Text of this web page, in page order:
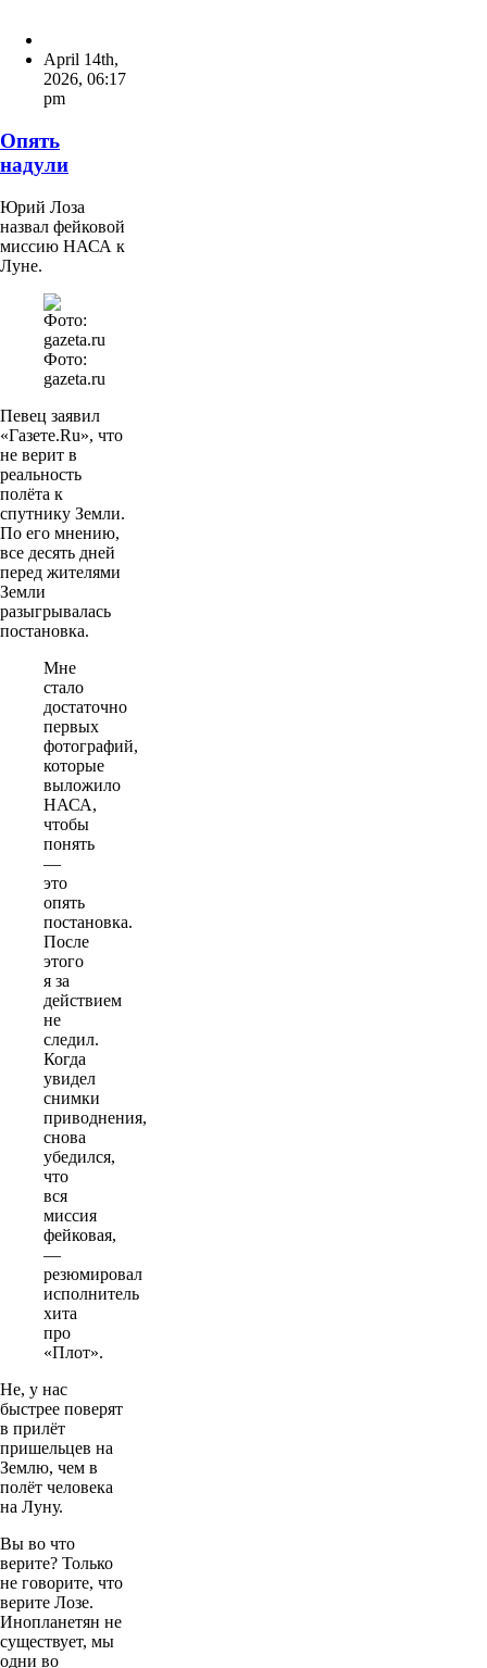
April 14th,
2026, 06:17
pm
Опять
надули
Юрий Лоза
назвал фейковой
миссию НАСА к
Луне.
Фото:
gazeta.ru
Певец заявил
«Газете.Ru», что
не верит в
реальность
полёта к
спутнику Земли.
По его мнению,
все десять дней
перед жителями
Земли
разыгрывалась
постановка.
Мне
стало
достаточно
первых
фотографий,
которые
выложило
НАСА,
чтобы
понять
—
это
опять
постановка.
После
этого
я за
действием
не
следил.
Когда
увидел
снимки
приводнения,
снова
убедился,
что
вся
миссия
фейковая,
—
резюмировал
исполнитель
хита
про
«Плот».
Не, у нас
быстрее поверят
в прилёт
пришельцев на
Землю, чем в
полёт человека
на Луну.
Вы во что
верите? Только
не говорите, что
верите Лозе.
Инопланетян не
существует, мы
одни во